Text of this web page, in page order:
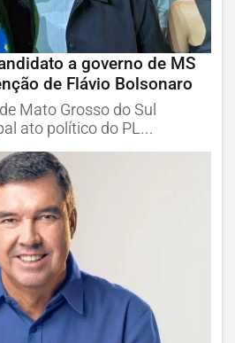
a governo de MS
de Flávio Bolsonaro
Mato Grosso do Sul
ato político do PL...